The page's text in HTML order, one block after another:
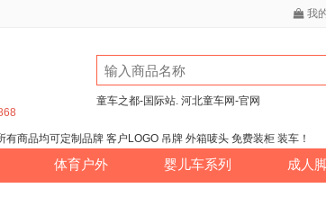
我
童车之都-国际站. 河北童车网-官网
商品均可定制品牌 客户LOGO 吊牌 外箱唛头 免费装柜 装车！
体育户外 婴儿车系列 成人